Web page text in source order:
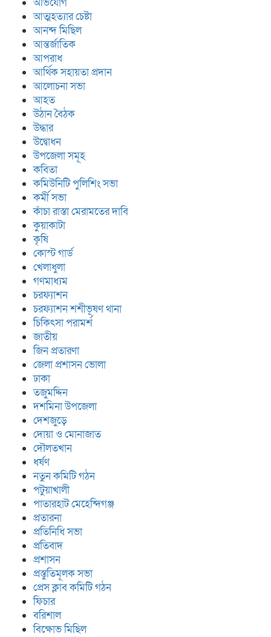
আত্মহত্যার চেষ্টা
আনন্দ মিছিল
আন্তর্জাতিক
আপরাধ
আর্থিক সহায়তা প্রদান
আলোচনা সভা
আহত
উঠান বৈঠক
উদ্ধার
উদ্বোধন
উপজেলা সমূহ
কবিতা
কমিউনিটি পুলিশিং সভা
কর্মী সভা
কাঁচা রাস্তা মেরামতের দাবি
কুয়াকাটা
কৃষি
কোস্ট গার্ড
খেলাধুলা
গণমাধ্যম
চরফ্যাশন
চরফ্যাশন শশীভূষণ থানা
চিকিৎসা পরামর্শ
জাতীয়
জিন প্রতারণা
জেলা প্রশাসন ভোলা
ঢাকা
তজুমদ্দিন
দশমিনা উপজেলা
দেশজুড়ে
দোয়া ও মোনাজাত
দৌলতখান
ধর্ষণ
নতুন কমিটি গঠন
পটুয়াখালী
পাতারহাট মেহেন্দিগঞ্জ
প্রতারনা
প্রতিনিধি সভা
প্রতিবাদ
প্রশাসন
প্রস্তুতিমূলক সভা
প্রেস ক্লাব কমিটি গঠন
ফিচার
বরিশাল
বিক্ষোভ মিছিল